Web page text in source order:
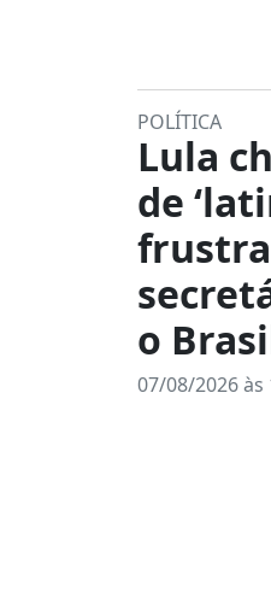
POLÍTICA
Lula
de
o
07/08/2026 às